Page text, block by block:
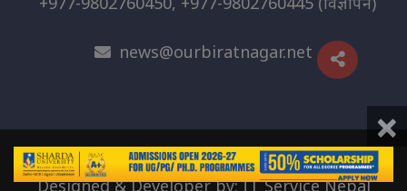
news@ourbiratnagar.net
© 2026 | O.B. Media Pvt. Ltd
Designed & Developer by:IT Service Nepal
×